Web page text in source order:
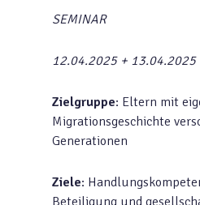
SEMINAR
12.04.2025 + 13.04.2025
Zielgruppe: Eltern mit
Migrationsgeschichte
Generationen
Ziele:
Beteiligung und